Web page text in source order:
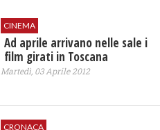
CINEMA
Ad aprile arrivano nelle sale i
film girati in Toscana
Martedì, 03 Aprile 2012
CRONACA